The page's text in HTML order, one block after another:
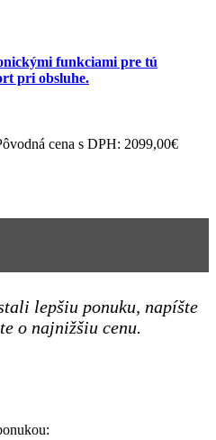
funkciami pre tú
pri obsluhe.
cena s DPH: 2099,00€
lepšiu ponuku, napíšte
o najnižšiu cenu.